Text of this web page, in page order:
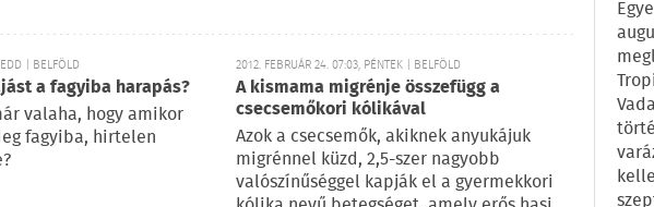
| BELFÖLD
a fagyiba harapás?
valaha, hogy amikor
fagyiba, hirtelen
2012. FEBRUÁR 24. 07:03, PÉNTEK | BELFÖLD
A kismama migrénje összefügg a
csecsemőkori kólikával
Azok a csecsemők, akiknek anyukájuk
migrénnel küzd, 2,5-szer nagyobb
valószínűséggel kapják el a gyermekkori